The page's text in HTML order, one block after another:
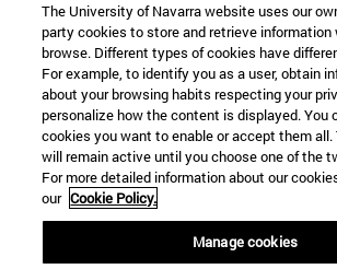
22 SEP
FUNCIÓN Y FICCIÓN. Varios
Más información
The University of Navarra website uses our
party cookies to store and retrieve information
browse. Different types of cookies have
For example, to identify you as a user, obtain
about your browsing habits respecting your
personalize how the content is displayed. You
cookies you want to enable or accept them all.
will remain active until you choose one of the
For more detailed information about our
our Cookie Policy.
Manage cookies